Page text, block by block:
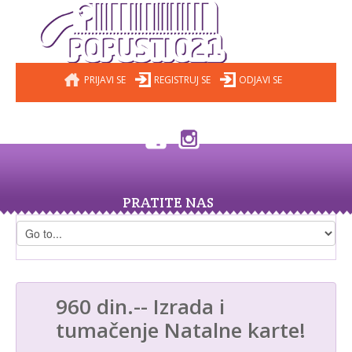
PRIJAVI SE REGISTRUJ SE ODJAVI SE
PRATITE NAS
960 din.-- Izrada i
tumačenje Natalne karte!